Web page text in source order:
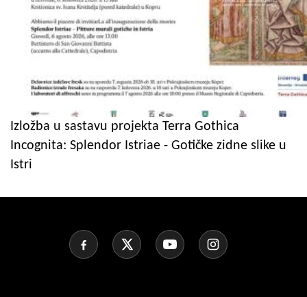
Izložba u sastavu projekta Terra Gothica
Incognita: Splendor Istriae - Gotičke zidne slike u
Istri